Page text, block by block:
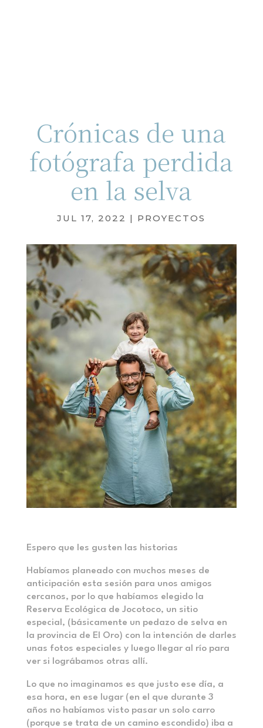
Crónicas de una
fotógrafa perdida
en la selva
JUL 17, 2022 | PROYECTOS
Espero que les gusten las historias
Habíamos planeado con muchos meses de
anticipación esta sesión para unos amigos
cercanos, por lo que habíamos elegido la
Reserva Ecológica de Jocotoco, un sitio
especial, (básicamente un pedazo de selva en
la provincia de El Oro) con la intención de darles
unas fotos especiales y luego llegar al río para
ver si lográbamos otras allí.
Lo que no imaginamos es que justo ese día, a
esa hora, en ese lugar (en el que durante 3
años no habíamos visto pasar un solo carro
(porque se trata de un camino escondido) iba a